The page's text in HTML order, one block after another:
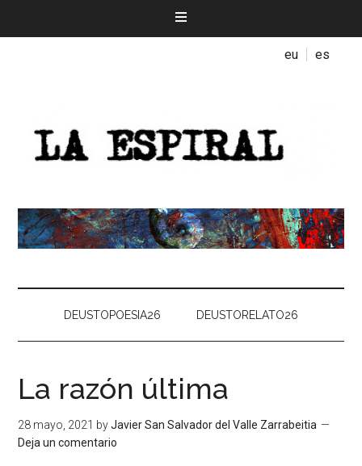
eu es
DEUSTOPOESIA26 DEUSTORELATO26
La razón última
28 mayo, 2021 byJavier San Salvador del Valle Zarrabeitia
Deja un comentario